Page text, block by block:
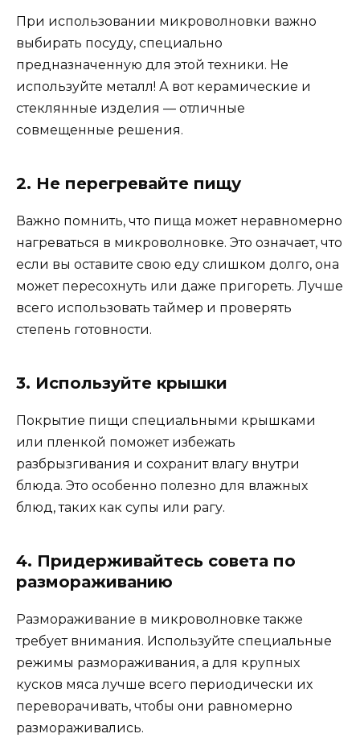
При использовании микроволновки важно
выбирать посуду, специально
предназначенную для этой техники. Не
используйте металл! А вот керамические и
стеклянные изделия — отличные
совмещенные решения.
2. Не перегревайте пищу
Важно помнить, что пища может неравномерно
нагреваться в микроволновке. Это означает, что
если вы оставите свою еду слишком долго, она
может пересохнуть или даже пригореть. Лучше
всего использовать таймер и проверять
степень готовности.
3. Используйте крышки
Покрытие пищи специальными крышками
или пленкой поможет избежать
разбрызгивания и сохранит влагу внутри
блюда. Это особенно полезно для влажных
блюд, таких как супы или рагу.
4. Придерживайтесь совета по
размораживанию
Размораживание в микроволновке также
требует внимания. Используйте специальные
режимы размораживания, а для крупных
кусков мяса лучше всего периодически их
переворачивать, чтобы они равномерно
размораживались.